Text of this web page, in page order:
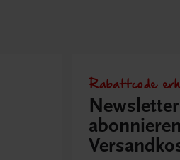
Rabattcode
Newsletter